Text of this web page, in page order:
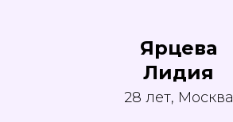
Ярцева
Лидия
28 лет, Москва